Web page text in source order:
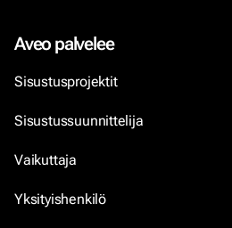
Aveo palvelee
Sisustusprojektit
Sisustussuunnittelija
Vaikuttaja
Yksityishenkilö